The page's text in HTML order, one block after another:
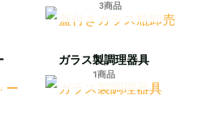
3商品
ガラス製調理器具
1商品